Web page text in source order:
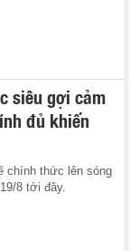
siêu gợi cảm
đủ khiến
chính thức lên sóng
8 tới đây.